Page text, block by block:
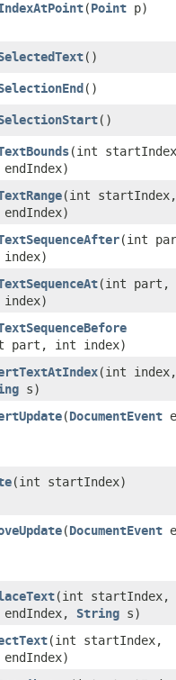
​(Point p)
()
()
()
​(int
​(int startIndex,
​(int
​(int part,
part, int index)
​(int index,
s)
​(DocumentEvent
​(int startIndex)
​(DocumentEvent
​(int startIndex,
String s)
​(int startIndex,